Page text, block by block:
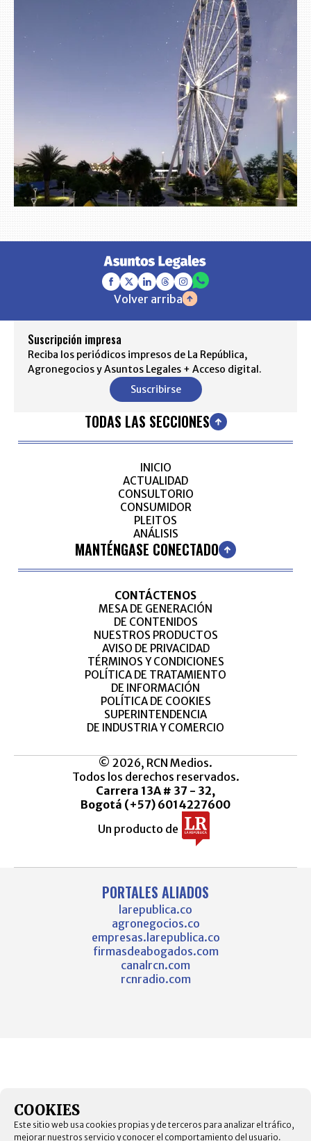
Volver arriba
Suscripción impresa
Reciba los periódicos impresos de La República,
Agronegocios y Asuntos Legales + Acceso digital.
Suscribirse
TODAS LAS SECCIONES
INICIO
ACTUALIDAD
CONSULTORIO
CONSUMIDOR
PLEITOS
ANÁLISIS
MANTÉNGASE CONECTADO
CONTÁCTENOS
MESA DE GENERACIÓN
DE CONTENIDOS
NUESTROS PRODUCTOS
AVISO DE PRIVACIDAD
TÉRMINOS Y CONDICIONES
POLÍTICA DE TRATAMIENTO
DE INFORMACIÓN
POLÍTICA DE COOKIES
SUPERINTENDENCIA
DE INDUSTRIA Y COMERCIO
© 2026, RCN Medios.
Todos los derechos reservados.
Carrera 13A # 37 - 32,
Bogotá (+57) 6014227600
Un producto de
PORTALES ALIADOS
larepublica.co
agronegocios.co
empresas.larepublica.co
firmasdeabogados.com
canalrcn.com
rcnradio.com
COOKIES
Este sitio web usa cookies propias y de terceros para analizar el tráfico,
mejorar nuestros servicio y conocer el comportamiento del usuario.